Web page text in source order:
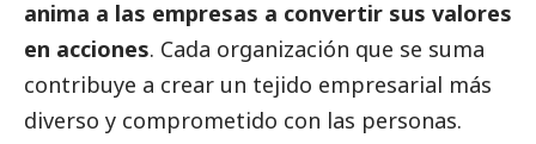
anima a las empresas a convertir sus valores
en acciones. Cada organización que se suma
contribuye a crear un tejido empresarial más
diverso y comprometido con las personas.